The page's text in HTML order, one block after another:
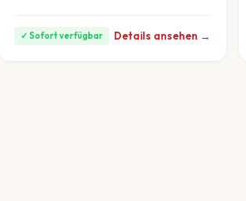
✓ Sofort verfügbar Details ansehen →